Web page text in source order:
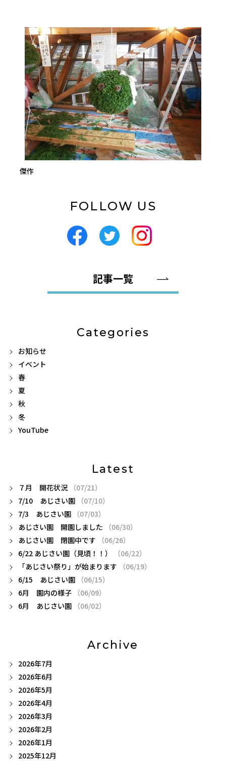
傑作
FOLLOW US
記事一覧
Categories
お知らせ
イベント
春
夏
秋
冬
YouTube
Latest
７月 開花状況
（07/21）
7/10 あじさい園
（07/10）
7/3 あじさい園
（07/03）
あじさい園 開園しました
（06/30）
あじさい園 閉園中です
（06/26）
6/22 あじさい園（見頃！！）
（06/22）
「あじさい祭り」が始まります
（06/19）
6/15 あじさい園
（06/15）
6月 園内の様子
（06/09）
6月 あじさい園
（06/02）
Archive
2026年7月
2026年6月
2026年5月
2026年4月
2026年3月
2026年2月
2026年1月
2025年12月